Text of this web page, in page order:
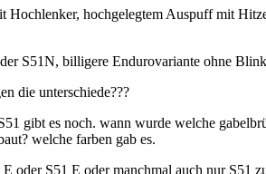
Hochlenker, hochgelegtem Auspuff mit
S51N, billigere Endurovariante ohne
die unterschiede???
gibt es noch. wann wurde welche
welche farben gab es.
oder S51 E oder manchmal auch nur S51